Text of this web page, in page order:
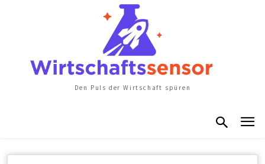
Den Puls der Wirtschaft spüren